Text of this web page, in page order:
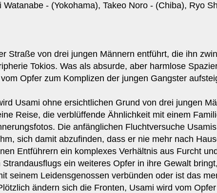
- (Yokohama), Takeo Noro - (Chiba), Ryo
Straße von drei jungen Männern entführt, die ihn
Tokios. Was als absurde, aber harmlose
Opfer zum Komplizen der jungen Gangster
Usami ohne ersichtlichen Grund von drei jungen
Reise, die verblüffende Ähnlichkeit mit einem
Die anfänglichen Fluchtversuche
sich damit abzufinden, dass er nie mehr nach
Entführern ein komplexes Verhältnis aus Furcht
ein weiteres Opfer in ihre Gewalt
seinem Leidensgenossen verbünden oder ist das
ändern sich die Fronten, Usami wird vom